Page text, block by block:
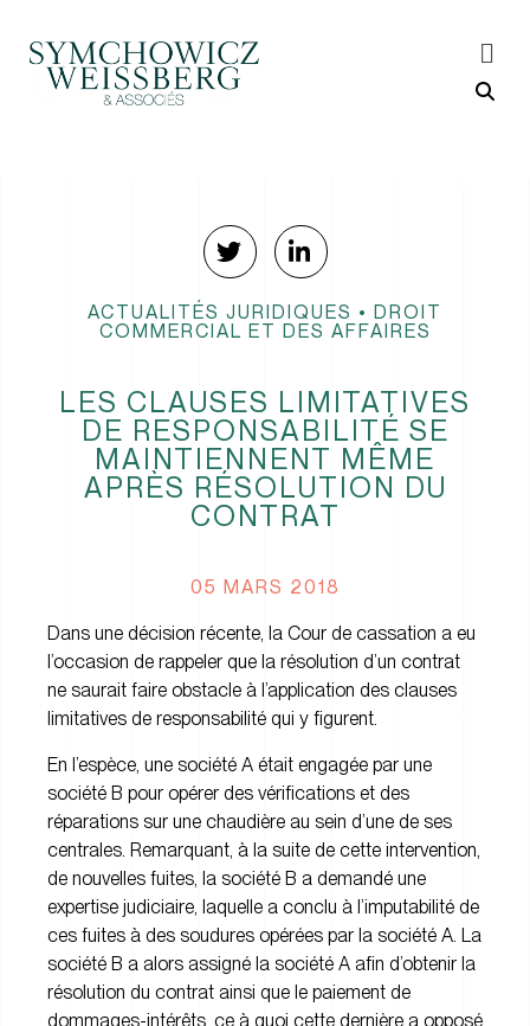
ACTUALITÉS JURIDIQUES • DROIT
COMMERCIAL ET DES AFFAIRES
LES CLAUSES LIMITATIVES
DE RESPONSABILITÉ SE
MAINTIENNENT MÊME
APRÈS RÉSOLUTION DU
CONTRAT
05 MARS 2018
Dans une décision récente, la Cour de cassation a eu
l’occasion de rappeler que la résolution d’un contrat
ne saurait faire obstacle à l’application des clauses
limitatives de responsabilité qui y figurent.
En l’espèce, une société A était engagée par une
société B pour opérer des vérifications et des
réparations sur une chaudière au sein d’une de ses
centrales. Remarquant, à la suite de cette intervention,
de nouvelles fuites, la société B a demandé une
expertise judiciaire, laquelle a conclu à l’imputabilité de
ces fuites à des soudures opérées par la société A. La
société B a alors assigné la société A afin d’obtenir la
résolution du contrat ainsi que le paiement de
dommages-intérêts, ce à quoi cette dernière a opposé